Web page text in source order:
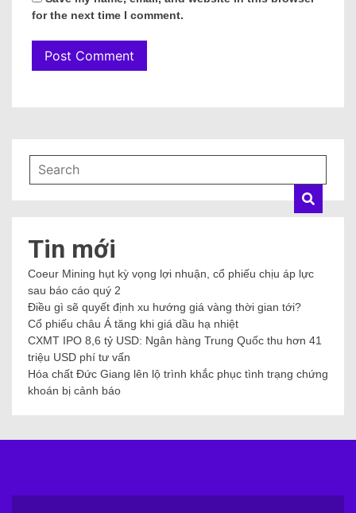
for the next time I comment.
Tin mới
Coeur Mining hụt kỳ vọng lợi nhuận, cổ phiếu chịu áp lực
sau báo cáo quý 2
Điều gì sẽ quyết định xu hướng giá vàng thời gian tới?
Cổ phiếu châu Á tăng khi giá dầu hạ nhiệt
CXMT IPO 8,6 tỷ USD: Ngân hàng Trung Quốc thu hơn 41
triệu USD phí tư vấn
Hóa chất Đức Giang lên lộ trình khắc phục tình trạng chứng
khoán bị cảnh báo